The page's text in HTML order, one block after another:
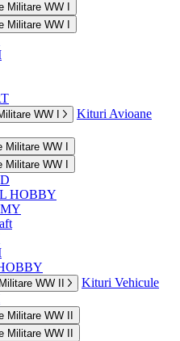
Militare WW I
Militare WW I
WW I
Kituri Avioane
Militare WW I
Militare WW I
HOBBY
WW II
Kituri Vehicule
Militare WW II
Militare WW II